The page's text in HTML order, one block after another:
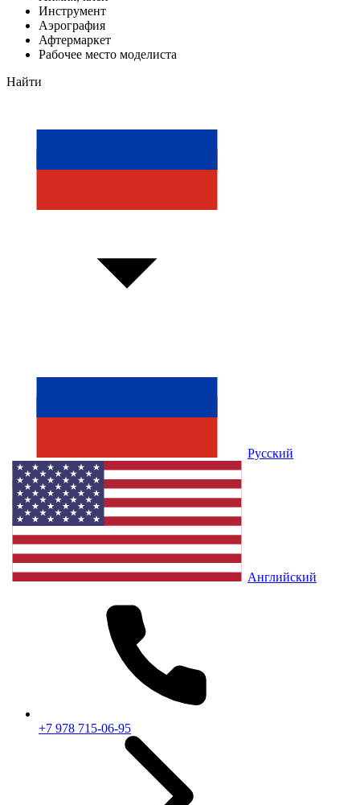
Инструмент
Аэрография
Афтермаркет
Рабочее место моделиста
Найти
Русский
Английский
+7 978 715-06-95